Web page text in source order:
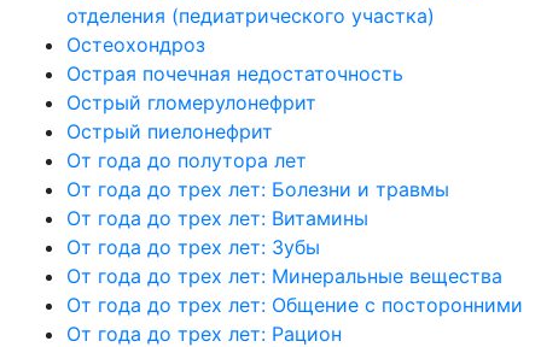
отделения (педиатрического участка)
Остеохондроз
Острая почечная недостаточность
Острый гломерулонефрит
Острый пиелонефрит
От года до полутора лет
От года до трех лет: Болезни и травмы
От года до трех лет: Витамины
От года до трех лет: Зубы
От года до трех лет: Минеральные вещества
От года до трех лет: Общение с посторонними
От года до трех лет: Рацион